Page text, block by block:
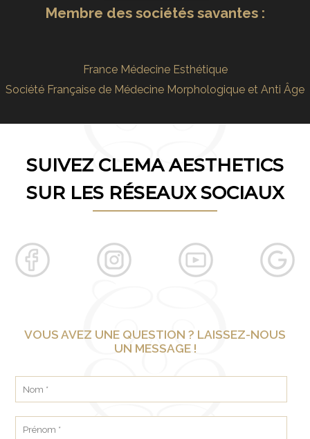
Membre des sociétés savantes :
France Médecine Esthétique
Société Française de Médecine Morphologique et Anti Âge
SUIVEZ CLEMA AESTHETICS
SUR LES RÉSEAUX SOCIAUX
VOUS AVEZ UNE QUESTION ? LAISSEZ-NOUS
UN MESSAGE !